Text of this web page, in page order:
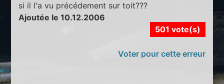
si il l'a vu précédement sur toit???
Ajoutée le 10.12.2006
501 vote(s)
Voter pour cette erreur